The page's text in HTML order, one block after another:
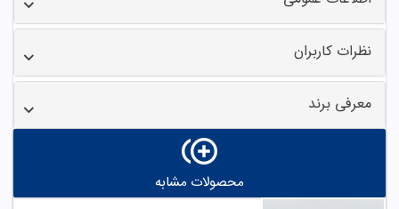
نظرات کاربران
معرفی برند
محصولات مشابه